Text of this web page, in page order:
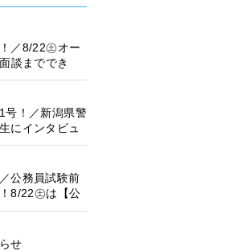
／8/22㊏オー
談まででき
号！／新潟県警
にインタビュ
公務員試験前
8/22㊏は【公
しよう♪
せ